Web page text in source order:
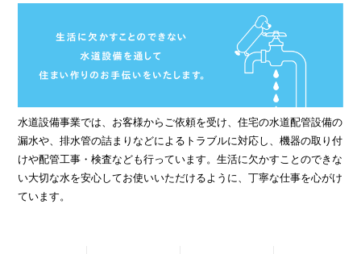
水道設備事業では、お客様からご依頼を受け、住宅の水道配管設備の
漏水や、排水管の詰まりなどによるトラブルに対応し、機器の取り付
けや配管工事・検査なども行っています。生活に欠かすことのできな
い大切な水を安心してお使いいただけるように、丁寧な仕事を心がけ
ています。